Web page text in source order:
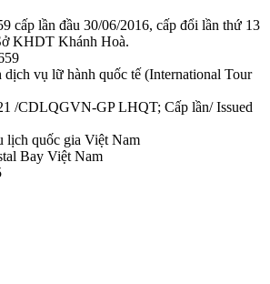
cấp lần đầu 30/06/2016, cấp đổi lần thứ 13
KHDT Khánh Hoà.
vụ lữ hành quốc tế (International Tour
/CDLQGVN-GP LHQT; Cấp lần/ Issued
lịch quốc gia Việt Nam
Bay Việt Nam